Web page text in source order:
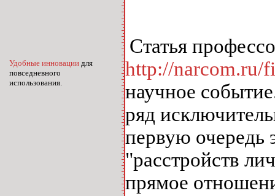
Удобные инновации для
повседневного
использования.
Статья
http://narcom.ru/
научное
ряд
первую очередь
"расстройств
прямое